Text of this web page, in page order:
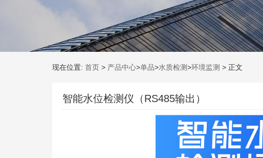
现在位置: 首页 > 产品中心>单品>水质检测>环境监测 > 正文
智能水位检测仪（RS485输出）